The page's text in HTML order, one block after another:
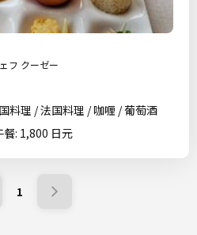
フ クーゼー
料理 / 法国料理 / 咖喱 / 葡萄酒
: 1,800 日元
1